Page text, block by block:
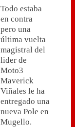
Todo estaba
en contra
pero una
última vuelta
magistral del
lider de
Moto3
Maverick
Viñales le ha
entregado una
nueva Pole en
Mugello.